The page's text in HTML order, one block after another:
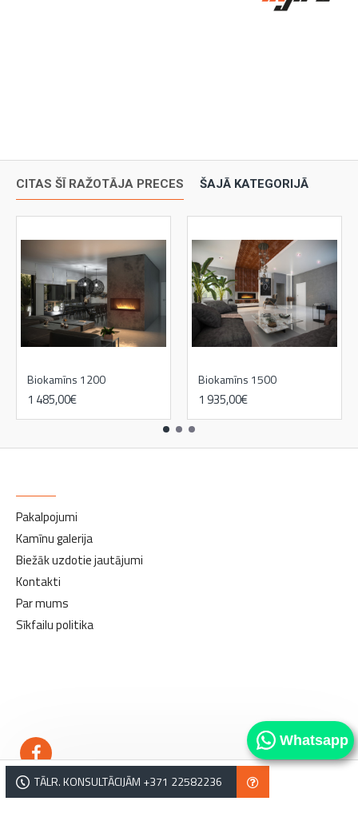
Whatsapp
TĀLR. KONSULTĀCIJĀM +371 22582236
CITAS ŠĪ RAŽOTĀJA PRECES ŠAJĀ KATEGORIJĀ
Biokamīns 1200
1 485,00€
Biokamīns 1500
1 935,00€
Pakalpojumi
Kamīnu galerija
Biežāk uzdotie jautājumi
Kontakti
Par mums
Sīkfailu politika